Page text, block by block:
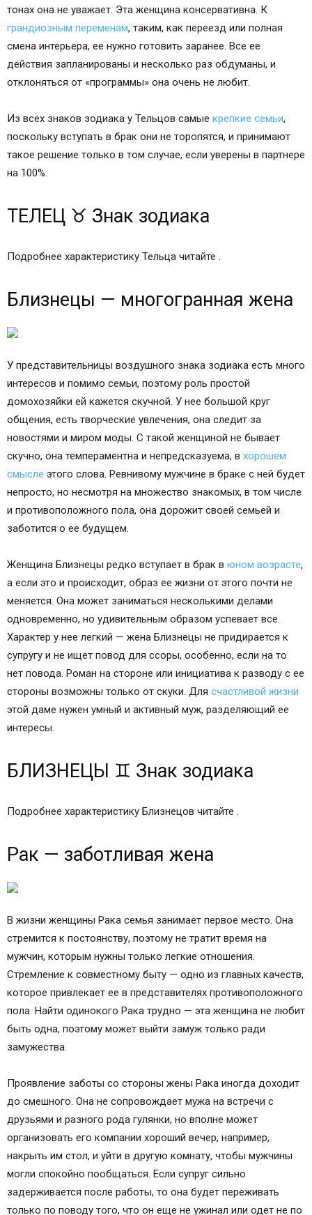
тонах она не уважает. Эта женщина консервативна. К
грандиозным переменам, таким, как переезд или полная
смена интерьера, ее нужно готовить заранее. Все ее
действия запланированы и несколько раз обдуманы, и
отклоняться от «программы» она очень не любит.
Из всех знаков зодиака у Тельцов самые крепкие семьи,
поскольку вступать в брак они не торопятся, и принимают
такое решение только в том случае, если уверены в партнере
на 100%.
ТЕЛЕЦ ♉ Знак зодиака
Подробнее характеристику Тельца читайте .
Близнецы — многогранная жена
У представительницы воздушного знака зодиака есть много
интересов и помимо семьи, поэтому роль простой
домохозяйки ей кажется скучной. У нее большой круг
общения, есть творческие увлечения, она следит за
новостями и миром моды. С такой женщиной не бывает
скучно, она темпераментна и непредсказуема, в хорошем
смысле этого слова. Ревнивому мужчине в браке с ней будет
непросто, но несмотря на множество знакомых, в том числе
и противоположного пола, она дорожит своей семьей и
заботится о ее будущем.
Женщина Близнецы редко вступает в брак в юном возрасте,
а если это и происходит, образ ее жизни от этого почти не
меняется. Она может заниматься несколькими делами
одновременно, но удивительным образом успевает все.
Характер у нее легкий — жена Близнецы не придирается к
супругу и не ищет повод для ссоры, особенно, если на то
нет повода. Роман на стороне или инициатива к разводу с ее
стороны возможны только от скуки. Для счастливой жизни
этой даме нужен умный и активный муж, разделяющий ее
интересы.
БЛИЗНЕЦЫ ♊ Знак зодиака
Подробнее характеристику Близнецов читайте .
Рак — заботливая жена
В жизни женщины Рака семья занимает первое место. Она
стремится к постоянству, поэтому не тратит время на
мужчин, которым нужны только легкие отношения.
Стремление к совместному быту — одно из главных качеств,
которое привлекает ее в представителях противоположного
пола. Найти одинокого Рака трудно — эта женщина не любит
быть одна, поэтому может выйти замуж только ради
замужества.
Проявление заботы со стороны жены Рака иногда доходит
до смешного. Она не сопровождает мужа на встречи с
друзьями и разного рода гулянки, но вполне может
организовать его компании хороший вечер, например,
накрыть им стол, и уйти в другую комнату, чтобы мужчины
могли спокойно пообщаться. Если супруг сильно
задерживается после работы, то она будет переживать
только по поводу того, что он еще не ужинал или одет не по